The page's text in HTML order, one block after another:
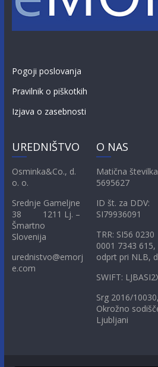
Pogoji poslovanja
Pravilnik o piškotkih
Izjava o zasebnosti
UREDNIŠTVO
Osminka&Co., d.
o. o.
Srednje Gameljne
38 1211 Lj. –
Šmartno
Slovenija
urednistvo@emorj
e.com
O NAS
Matična
5695627
ID št. za DDV:
SI79936091
TRR: SI56 0230
0001 7343 615,
odprt pri NLB,
SWIFT:
Srg 2016/10030,
Okrožno
Ljubljani